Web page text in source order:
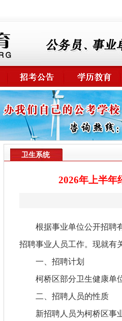
卫生系统
2026年上半年
根据事业单位公开招聘
招聘事业人员工作。现就有
一、招聘计划
柯桥区部分卫生健康单
二、招聘人员的性质
新招聘人员为柯桥区事